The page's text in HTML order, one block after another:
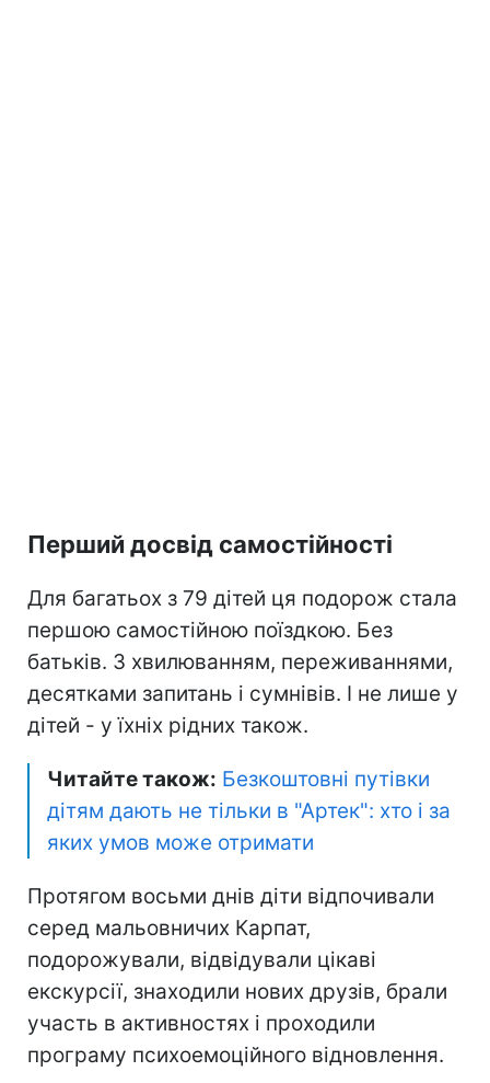
Перший досвід самостійності
Для багатьох з 79 дітей ця подорож стала
першою самостійною поїздкою. Без
батьків. З хвилюванням, переживаннями,
десятками запитань і сумнівів. І не лише у
дітей - у їхніх рідних також.
Читайте також: Безкоштовні путівки
дітям дають не тільки в "Артек": хто і за
яких умов може отримати
Протягом восьми днів діти відпочивали
серед мальовничих Карпат,
подорожували, відвідували цікаві
екскурсії, знаходили нових друзів, брали
участь в активностях і проходили
програму психоемоційного відновлення.